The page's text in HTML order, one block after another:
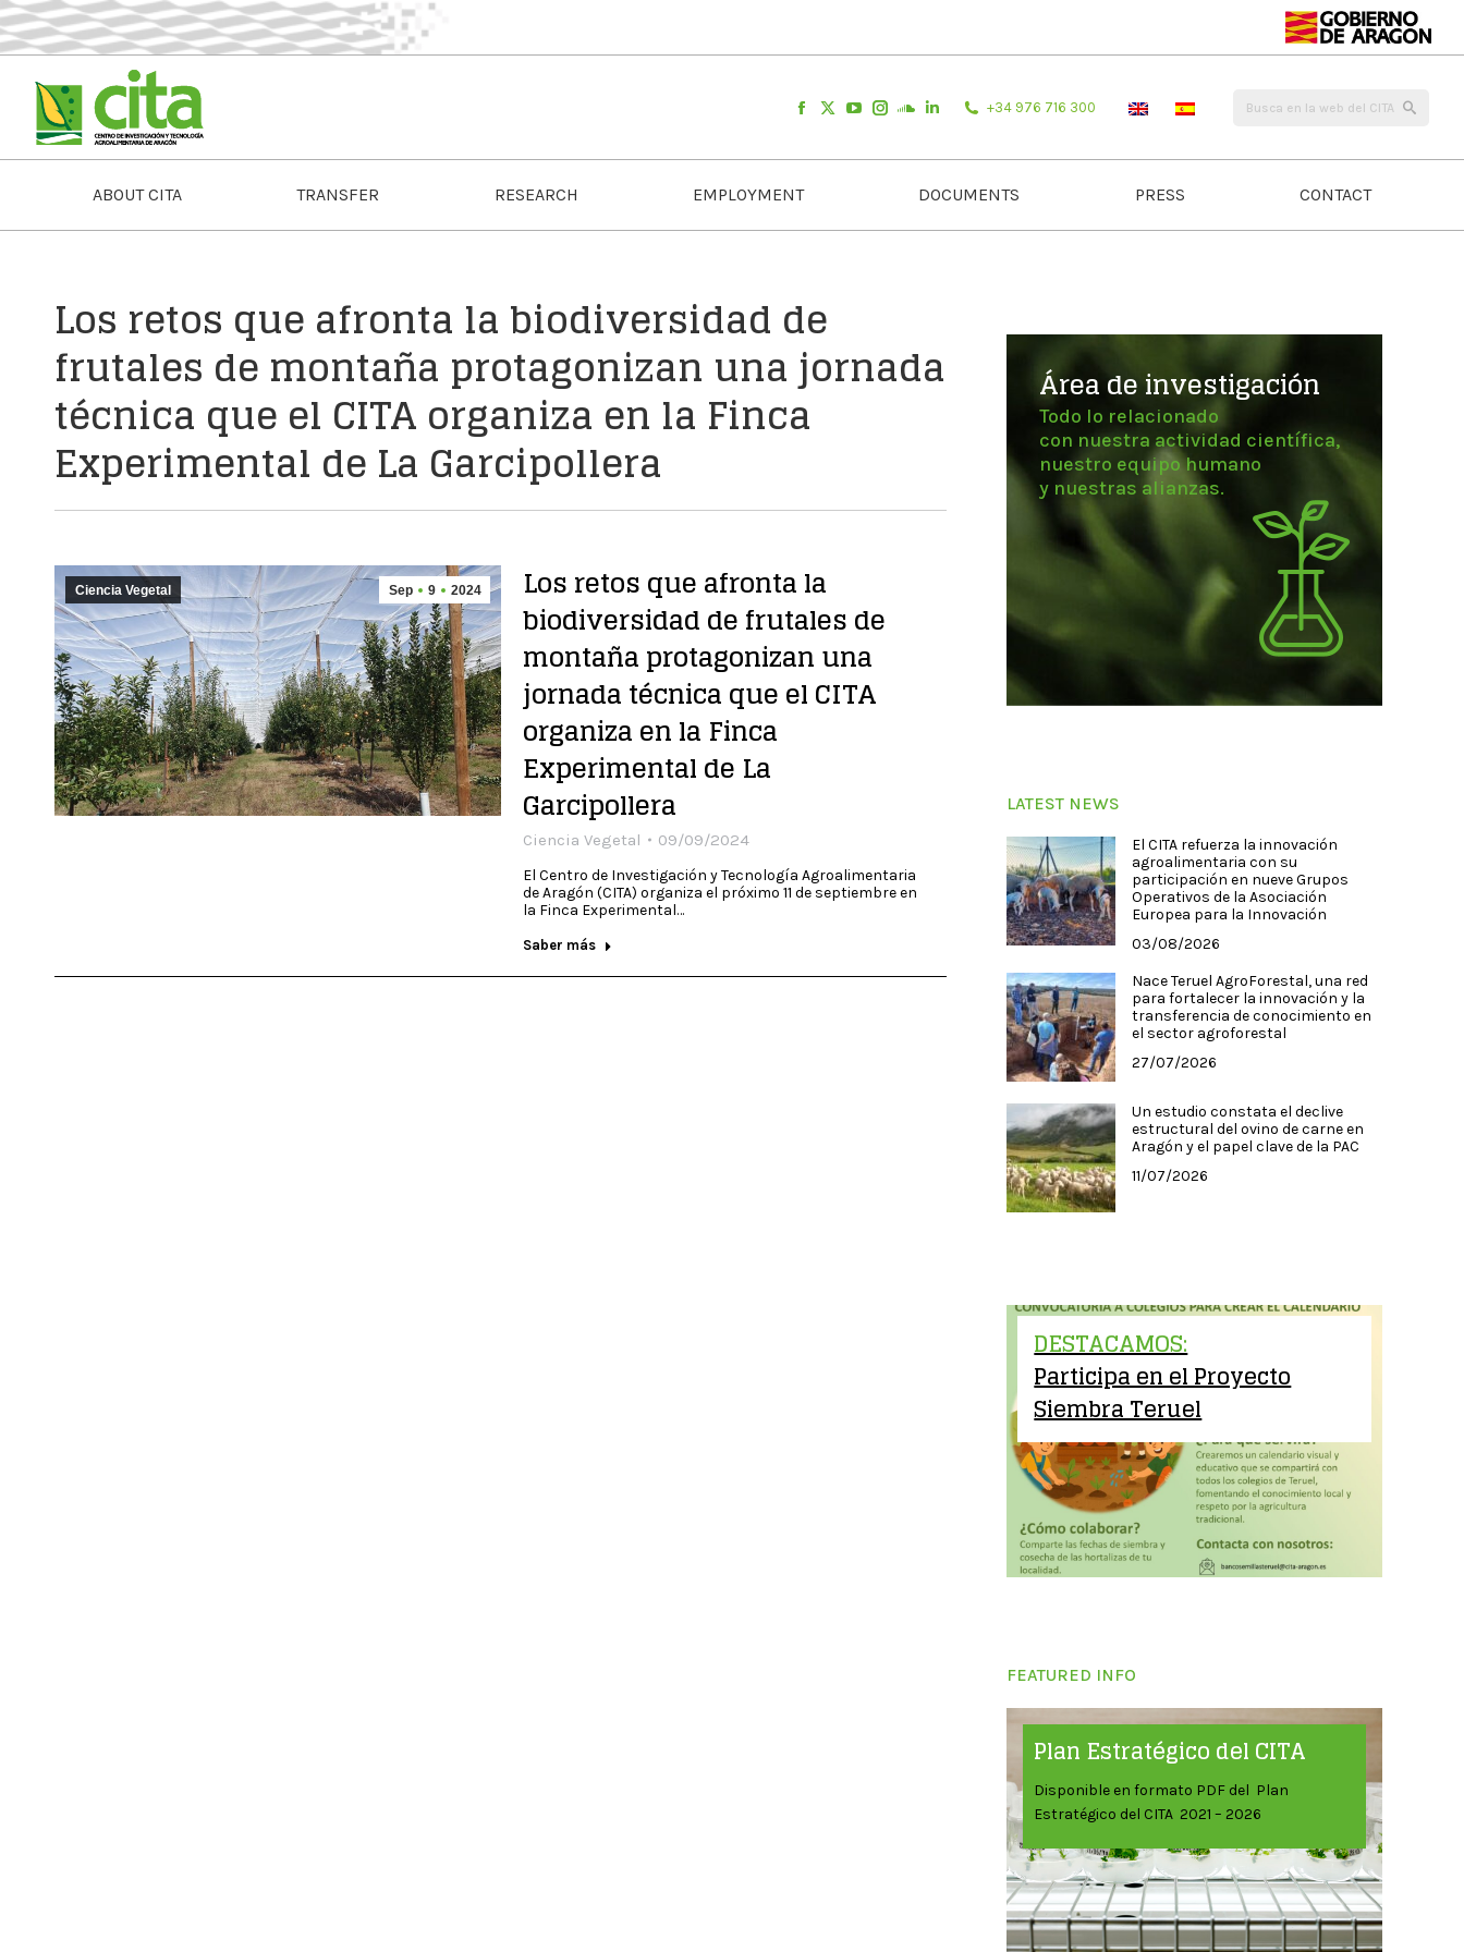
+34 976 716 300
ABOUT CITA TRANSFER RESEARCH EMPLOYMENT DOCUMENTS PRESS CONTACT
Los retos que afronta la biodiversidad de
frutales de montaña protagonizan una jornada
técnica que el CITA organiza en la Finca
Experimental de La Garcipollera
Sep 9 2024
Ciencia Vegetal Los retos que afronta la
biodiversidad de frutales de
montaña protagonizan una
jornada técnica que el CITA
organiza en la Finca
Experimental de La
Garcipollera
Ciencia Vegetal 09/09/2024
El Centro de Investigación y Tecnología Agroalimentaria
de Aragón (CITA) organiza el próximo 11 de septiembre en
la Finca Experimental…
Saber más
Área de investigación
Todo lo relacionado
con nuestra actividad científica,
nuestro equipo humano
y nuestras alianzas.
LATEST NEWS
El CITA refuerza la innovación
agroalimentaria con su
participación en nueve Grupos
Operativos de la Asociación
Europea para la Innovación
03/08/2026
Nace Teruel AgroForestal, una red
para fortalecer la innovación y la
transferencia de conocimiento en
el sector agroforestal
27/07/2026
Un estudio constata el declive
estructural del ovino de carne en
Aragón y el papel clave de la PAC
11/07/2026
DESTACAMOS:
Participa en el Proyecto
Siembra Teruel
FEATURED INFO
Plan Estratégico del CITA
Disponible en formato PDF del Plan
Estratégico del CITA 2021 – 2026